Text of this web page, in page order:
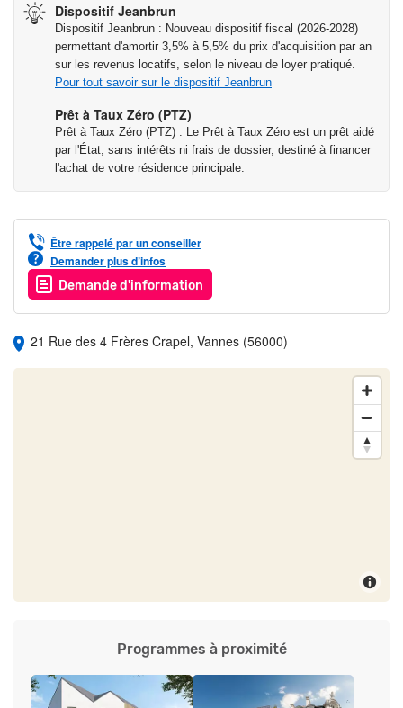
La vie quotidienne• Crèche à 9 min*
• Garderie, école maternelle, école primaire à 4 min*
• Collège à 15 min*
• Lycée à 9 min**
• Université à 8 min**
• Mairie à 15 min*
• Poste à 4 min*
• Pharmacie à 5 min*
• Hypermarché à 10 min**
• Marché à 13 min*
• Centre hospitalier à 10 min*
Les déplacements• Bus à 4 min*
• Gare SNCF à 8 min*
**Temps de trajet indicatif en voiture. Source Google Maps.
*Temps de trajet indicatif à pied. Source Google Maps.
**Temps de trajet indicatif en voiture. Source Google Maps.
Dispositif Jeanbrun
Dispositif Jeanbrun : Nouveau dispositif fiscal (2026-2028)
permettant d'amortir 3,5% à 5,5% du prix d'acquisition par an
sur les revenus locatifs, selon le niveau de loyer pratiqué.
Pour tout savoir sur le dispositif Jeanbrun
Prêt à Taux Zéro (PTZ)
Prêt à Taux Zéro (PTZ) : Le Prêt à Taux Zéro est un prêt aidé
par l'État, sans intérêts ni frais de dossier, destiné à financer
l'achat de votre résidence principale.
Être rappelé par un conseiller
Demander plus d’infos
Demande d'information
21 Rue des 4 Frères Crapel, Vannes (56000)
Programmes à proximité